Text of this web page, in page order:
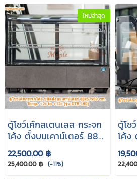
ใหม่ล่าสุด
ตู้โชว์เค้กสเตนเลส กระจก
โค้ง ตั้งบนเคาน์เตอร์ 88
cm. รุ่น DTB-160
22,500.00 ฿
25,400.00 ฿ (-11%)
ตู้โช
โค้ง
cm.